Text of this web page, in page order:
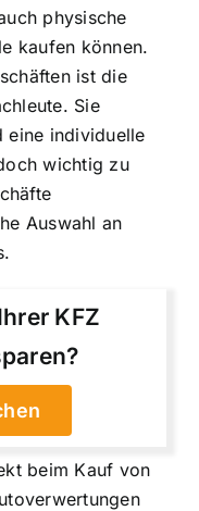
physische
kaufen können.
ist die
Sie
eine individuelle
wichtig zu
Auswahl an
KFZ
beim Kauf von